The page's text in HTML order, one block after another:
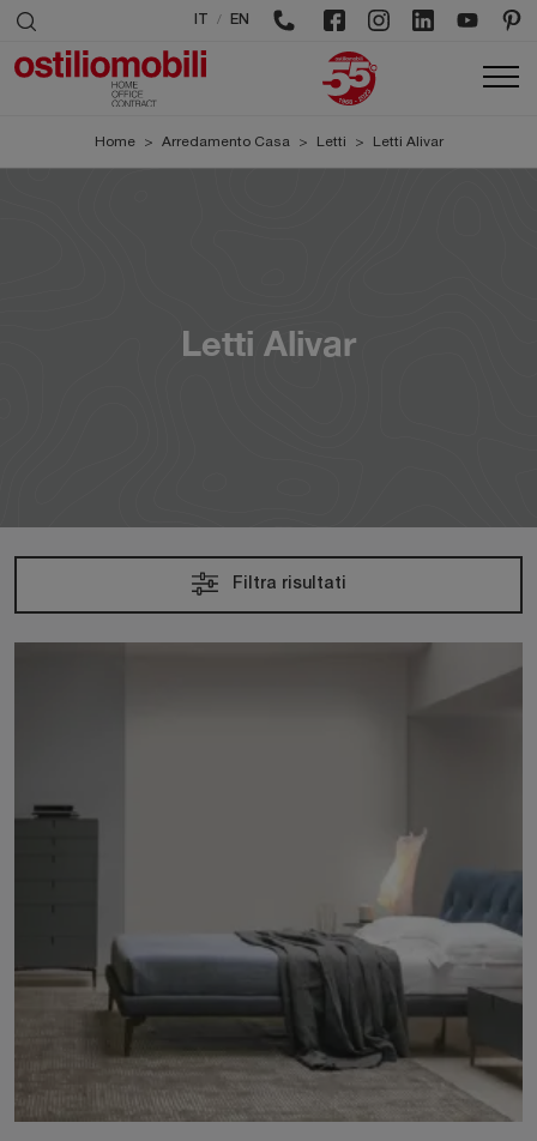
/ EN
Home > Arredamento Casa > Letti > Letti Alivar
Letti Alivar
Filtra risultati